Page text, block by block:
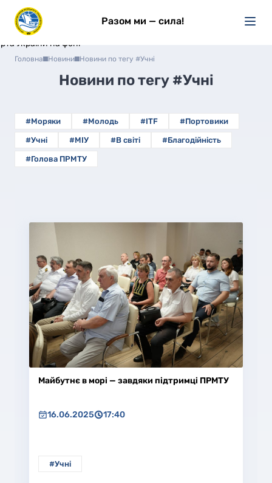
Разом ми — сила!
Головна Новини Новини по тегу #Учні
Новини по тегу #Учні
#Моряки #Молодь #ITF #Портовики
#Учні #МІУ #В світі #Благодійність
#Голова ПРМТУ
Майбутнє в морі — завдяки підтримці ПРМТУ
16.06.2025 17:40
#Учні